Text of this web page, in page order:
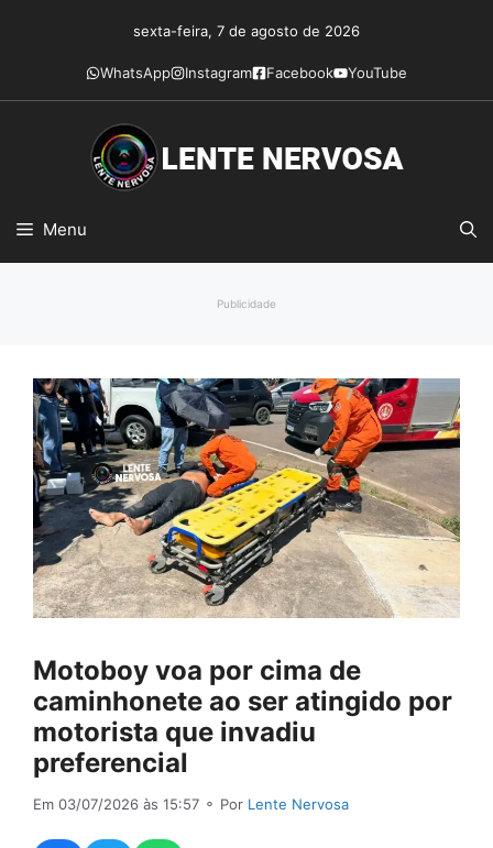
conteúdo
sexta-feira, 7 de agosto de 2026
WhatsApp Instagram Facebook YouTube
Menu
Publicidade
Motoboy voa por cima de
caminhonete ao ser atingido por
motorista que invadiu
preferencial
Em 03/07/2026 às 15:57 ⚬ Por Lente Nervosa